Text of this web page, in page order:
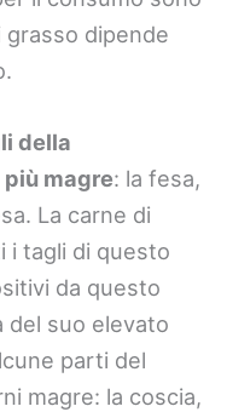
grasso dipende
della
magre: la fesa,
La carne di
i tagli di questo
da questo
del suo elevato
parti del
magre: la coscia,